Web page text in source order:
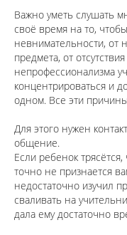
Важно уметь слушать
своё время на то,
невнимательности, от
предмета, от
непрофессионализма
концентрироваться и
одном. Все эти
Для этого нужен
общение.
Если ребенок трясётся,
точно не признается
недостаточно изучил
сваливать на
дала ему достаточно